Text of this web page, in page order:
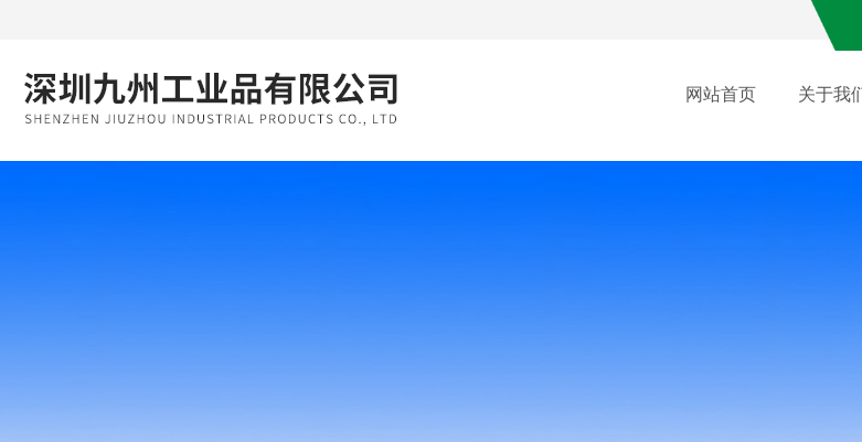
网站首页 关于我